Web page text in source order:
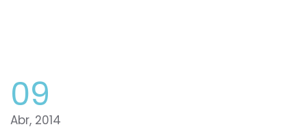
09
Abr, 2014